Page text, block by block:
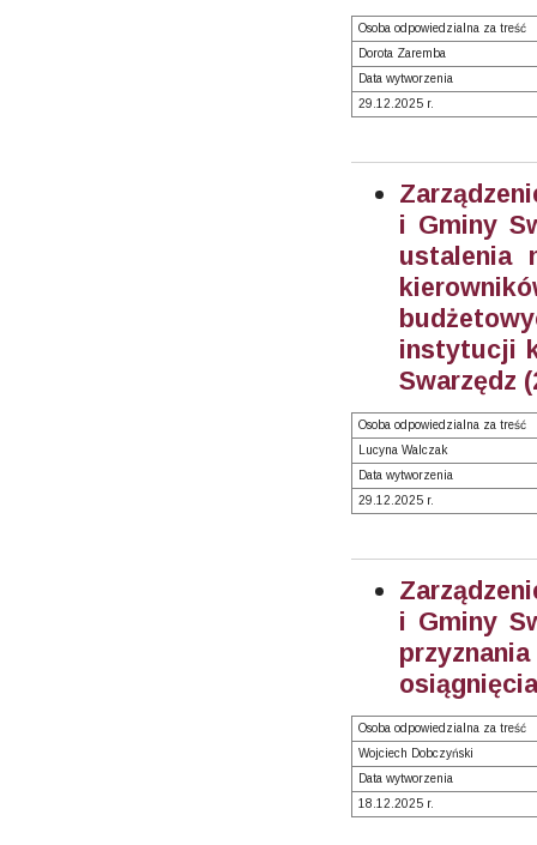
Osoba odpowiedzialna za treść
Dorota Zaremba
Data wytworzenia
29.12.2025 r.
i Gminy
ustalenia
instytucji
Swarzędz
Osoba odpowiedzialna za treść
Lucyna Walczak
Data wytworzenia
29.12.2025 r.
i Gminy
Osoba odpowiedzialna za treść
Wojciech Dobczyński
Data wytworzenia
18.12.2025 r.